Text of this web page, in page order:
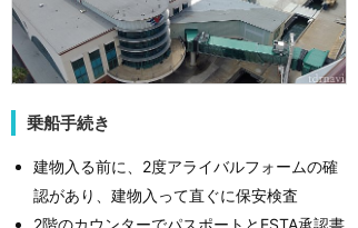
乗船手続き
建物入る前に、2度アライバルフォームの確
認があり、建物入って直ぐに保安検査